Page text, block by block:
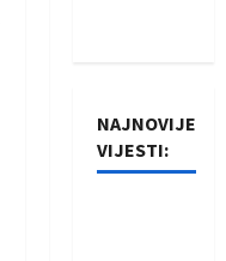
NAJNOVIJE
VIJESTI: